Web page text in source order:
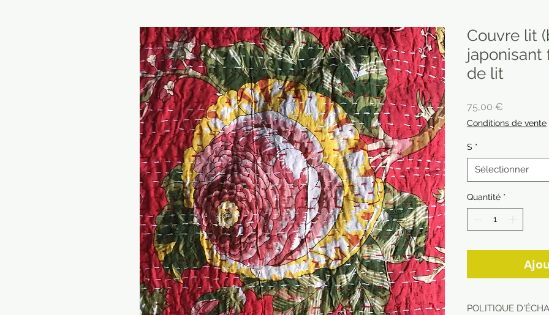
Couvre lit
japonisant
de lit
75,00 €
Conditions de vente
S *
Sélectionner
Quantité *
POLITIQUE